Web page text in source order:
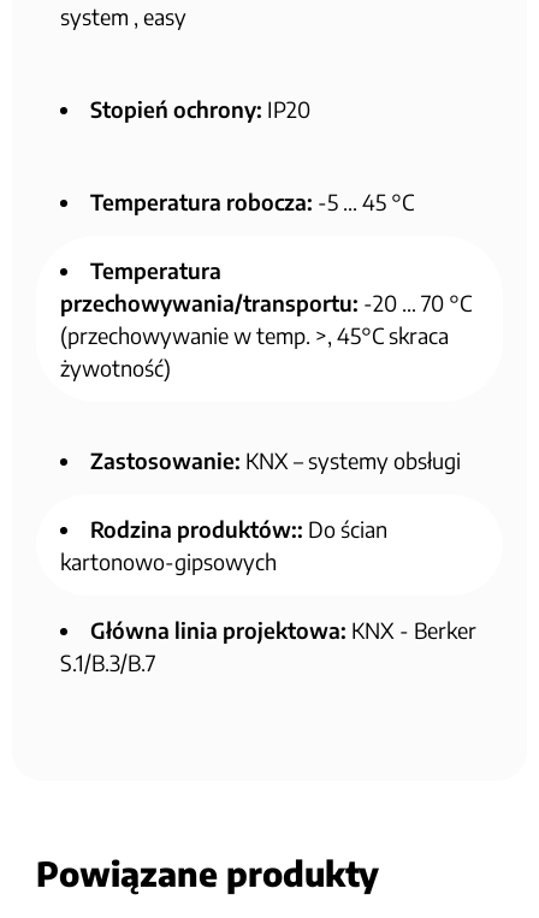
system , easy
Stopień ochrony: IP20
Temperatura robocza: -5 … 45 °C
Temperatura
przechowywania/transportu: -20 … 70 °C
(przechowywanie w temp. >, 45°C skraca
żywotność)
Zastosowanie: KNX – systemy obsługi
Rodzina produktów:: Do ścian
kartonowo-gipsowych
Główna linia projektowa: KNX - Berker
S.1/B.3/B.7
Powiązane produkty